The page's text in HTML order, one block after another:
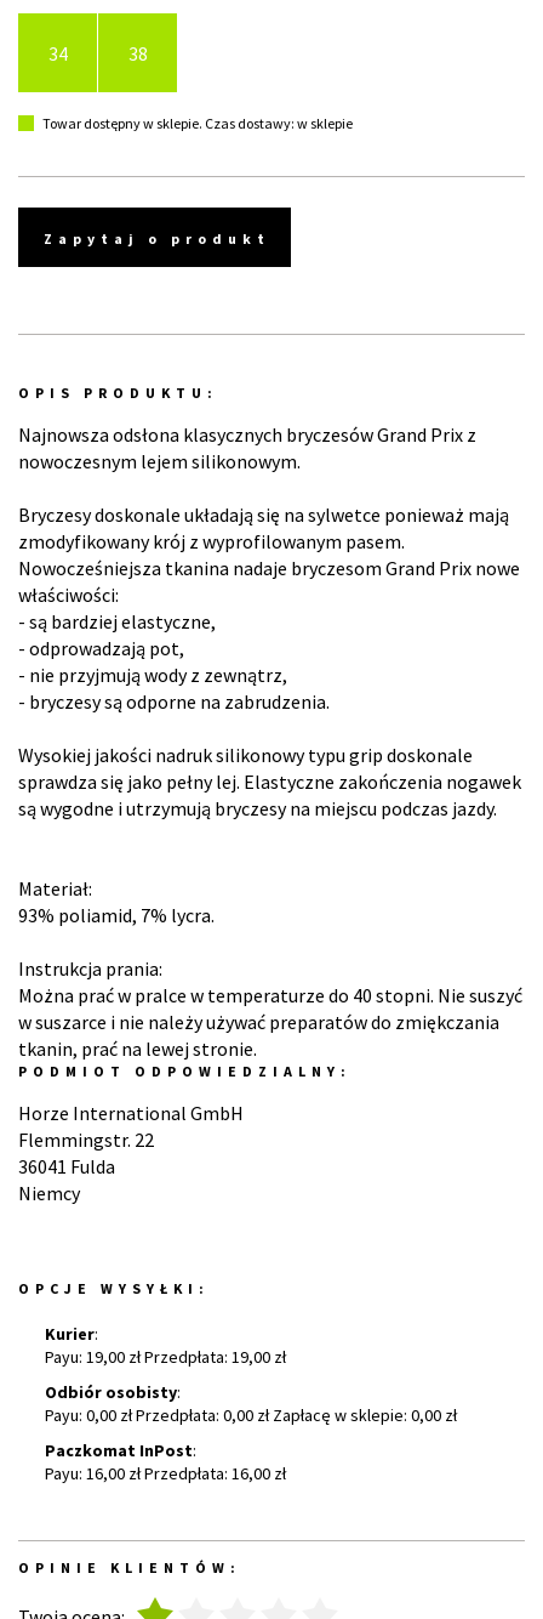
34 38
Towar dostępny w sklepie. Czas dostawy: w sklepie
Zapytaj o produkt
OPIS PRODUKTU:
Najnowsza odsłona klasycznych bryczesów Grand Prix z
nowoczesnym lejem silikonowym.
Bryczesy doskonale układają się na sylwetce ponieważ mają
zmodyfikowany krój z wyprofilowanym pasem.
Nowocześniejsza tkanina nadaje bryczesom Grand Prix nowe
właściwości:
- są bardziej elastyczne,
- odprowadzają pot,
- nie przyjmują wody z zewnątrz,
- bryczesy są odporne na zabrudzenia.
Wysokiej jakości nadruk silikonowy typu grip doskonale
sprawdza się jako pełny lej. Elastyczne zakończenia nogawek
są wygodne i utrzymują bryczesy na miejscu podczas jazdy.
Materiał:
93% poliamid, 7% lycra.
Instrukcja prania:
Można prać w pralce w temperaturze do 40 stopni. Nie suszyć
w suszarce i nie należy używać preparatów do zmiękczania
tkanin, prać na lewej stronie.
PODMIOT ODPOWIEDZIALNY:
Horze International GmbH
Flemmingstr. 22
36041 Fulda
Niemcy
OPCJE WYSYŁKI:
Kurier:
Payu: 19,00 zł Przedpłata: 19,00 zł
Odbiór osobisty:
Payu: 0,00 zł Przedpłata: 0,00 zł Zapłacę w sklepie: 0,00 zł
Paczkomat InPost:
Payu: 16,00 zł Przedpłata: 16,00 zł
OPINIE KLIENTÓW: